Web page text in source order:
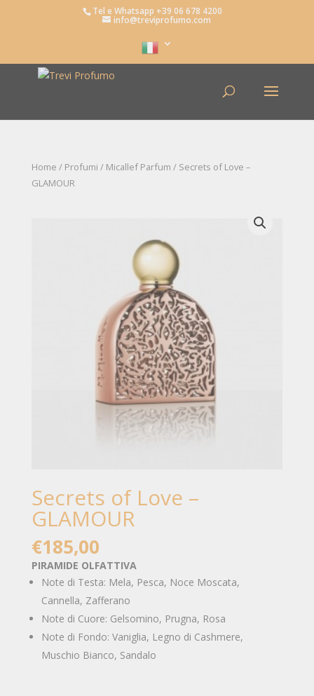
Tel e Whatsapp +39 06 678 4200
info@treviprofumo.com
Home / Profumi / Micallef Parfum / Secrets of Love –
GLAMOUR
Secrets of Love –
GLAMOUR
€185,00
PIRAMIDE OLFATTIVA
Note di Testa: Mela, Pesca, Noce Moscata,
Cannella, Zafferano
Note di Cuore: Gelsomino, Prugna, Rosa
Note di Fondo: Vaniglia, Legno di Cashmere,
Muschio Bianco, Sandalo